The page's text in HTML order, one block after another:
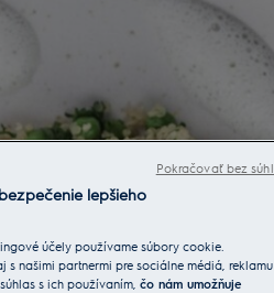
lepšieho
účely používame súbory cookie.
našimi partnermi pre sociálne médiá, reklamu
s ich používaním, čo nám umožňuje
Pokračovať bez